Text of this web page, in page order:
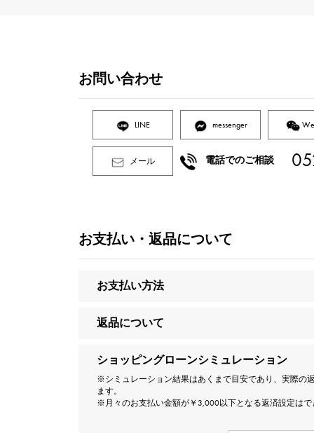
お問い合わせ
LINE messenger
メール 電話でのご相談
お支払い・返品について
お支払い方法
返品について
ショッピングローンシミュレーション
※シミュレーション結果はあくまで目安であり、実際の
ます。
※月々のお支払い金額が￥3,000以下となる返済設定はで